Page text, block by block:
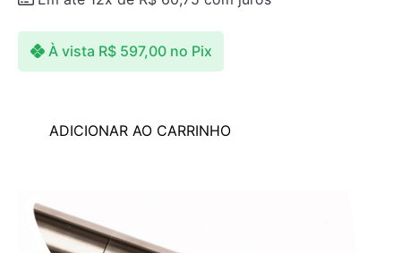
À vista R$597,00 no Pix
ADICIONAR AO CARRINHO